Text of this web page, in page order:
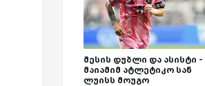
მესის დუბლი და ასისტი -
მაიამიმ ატლეტიკო სან
ლუისს მოუგო